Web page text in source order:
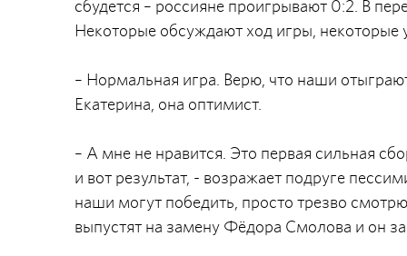
сбудется – россияне проигрывают 0:2. В
Некоторые обсуждают ход игры,
– Нормальная игра. Верю, что наши
Екатерина, она оптимист.
– А мне не нравится. Это первая сильная
и вот результат, - возражает подруге
наши могут победить, просто трезво
выпустят на замену Фёдора Смолова и он